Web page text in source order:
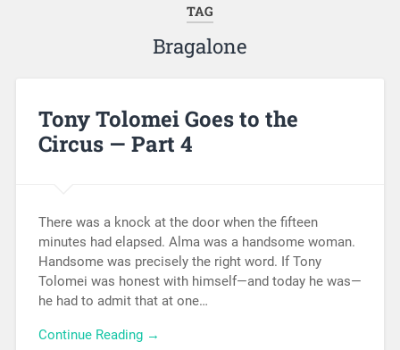
TAG
Bragalone
Tony Tolomei Goes to the
Circus — Part 4
There was a knock at the door when the fifteen
minutes had elapsed. Alma was a handsome woman.
Handsome was precisely the right word. If Tony
Tolomei was honest with himself—and today he was—
he had to admit that at one…
Continue Reading →